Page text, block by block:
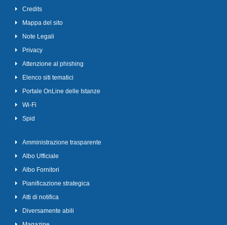
Credits
Mappa del sito
Note Legali
Privacy
Attenzione al phishing
Elenco siti tematici
Portale OnLine delle Istanze
Wi-Fi
Spid
Amministrazione trasparente
Albo Ufficiale
Albo Fornitori
Pianificazione strategica
Atti di notifica
Diversamente abili